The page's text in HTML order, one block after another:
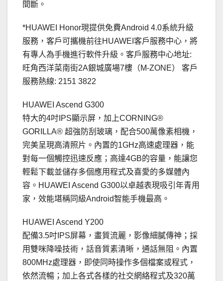
間斷。
*HUAWEI Honor現提供免費Android 4.0系統升級
服務，客戶可攜機前往HUAWEI客戶服務中心，將
有專人為手機進行軟件升級。客戶服務中心地址:
旺角西洋菜南街2A銀城廣場7樓（M-ZONE） 客戶
服務熱線: 2151 3822
HUAWEI Ascend G300
特大的4吋IPS顯示屏，加上CORNING®
GORILLA® 超強防刮玻璃，配合500萬像素相機，
完美呈現高清照片。內置的1GHz高速處理器，能
對每一個觸控迅速反應；高達4GB的容量，能讓您
輕鬆下載並儲存多個應用程式及喜愛的多媒體內
容。HUAWEI Ascend G300以卓越表現吸引年青用
家，效能堪稱同級Android智能手機最高。
HUAWEI Ascend Y200
配備3.5吋IPS屏幕，畫質流麗，影像細膩傳神；採
用雙咪降噪技術，話音質素清晰，通話無阻。內置
800MHz處理器，即使同時操作多個檔案或程式，
依然流暢；加上各式各樣的社交網絡程式及320萬